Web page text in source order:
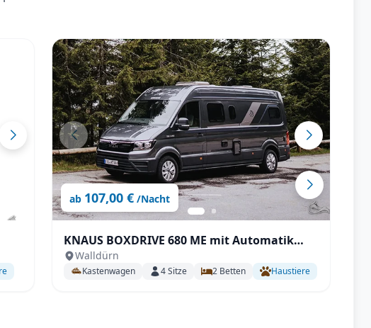
ab 107,00 € /Nacht
KNAUS BOXDRIVE 680 ME mit Automatik
uvm.
Walldürn
Kastenwagen 4Sitze 2 Betten Haustiere